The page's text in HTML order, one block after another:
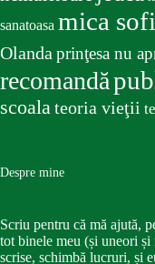
sanatoasa mica
Olandaprinţesa nu
recomandă
scoalateoria vieţii
Despre mine
Scriu pentru că mă ajută,
tot binele meu (și uneori
scrise, schimbă lucruri, și